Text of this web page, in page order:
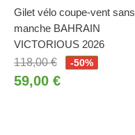
Gilet vélo coupe-vent sans
manche BAHRAIN
VICTORIOUS 2026
118,00 €
-50%
59,00 €